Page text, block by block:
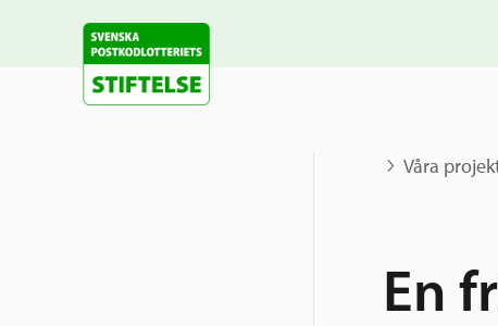
Våra
En